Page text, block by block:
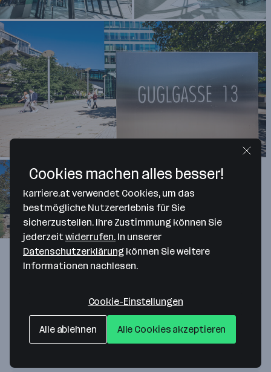
Unsere Werte
Unabhängigkeit und Objektivität
Wir folgen gesetzlich verankerten Grundsätzen,
die eine neutrale und unparteiische
Cookies machen alles besser!
karriere.at verwendet Cookies, um das
bestmögliche Nutzererlebnis für Sie
sicherzustellen. Ihre Zustimmung können Sie
jederzeitwiderrufen. In unserer
Datenschutzerklärung können Sie weitere
Informationen nachlesen.
Cookie-Einstellungen
Alle ablehnen Alle Cookies akzeptieren